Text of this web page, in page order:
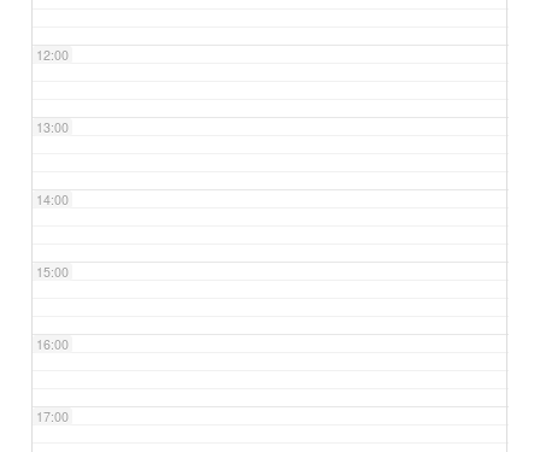
12:00
13:00
14:00
15:00
16:00
17:00